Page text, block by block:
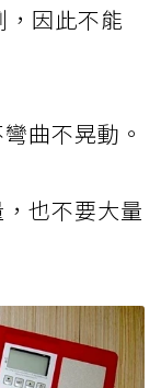
因此不能
曲不晃動。
也不要大量